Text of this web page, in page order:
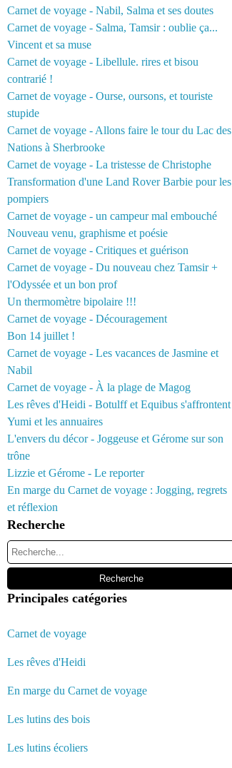
Carnet de voyage - Nabil, Salma et ses doutes
Carnet de voyage - Salma, Tamsir : oublie ça...
Vincent et sa muse
Carnet de voyage - Libellule. rires et bisou
contrarié !
Carnet de voyage - Ourse, oursons, et touriste
stupide
Carnet de voyage - Allons faire le tour du Lac des
Nations à Sherbrooke
Carnet de voyage - La tristesse de Christophe
Transformation d'une Land Rover Barbie pour les
pompiers
Carnet de voyage - un campeur mal embouché
Nouveau venu, graphisme et poésie
Carnet de voyage - Critiques et guérison
Carnet de voyage - Du nouveau chez Tamsir +
l'Odyssée et un bon prof
Un thermomètre bipolaire !!!
Carnet de voyage - Découragement
Bon 14 juillet !
Carnet de voyage - Les vacances de Jasmine et
Nabil
Carnet de voyage - À la plage de Magog
Les rêves d'Heidi - Botulff et Equibus s'affrontent
Yumi et les annuaires
L'envers du décor - Joggeuse et Gérome sur son
trône
Lizzie et Gérome - Le reporter
En marge du Carnet de voyage : Jogging, regrets
et réflexion
Recherche
Principales catégories
Carnet de voyage
Les rêves d'Heidi
En marge du Carnet de voyage
Les lutins des bois
Les lutins écoliers